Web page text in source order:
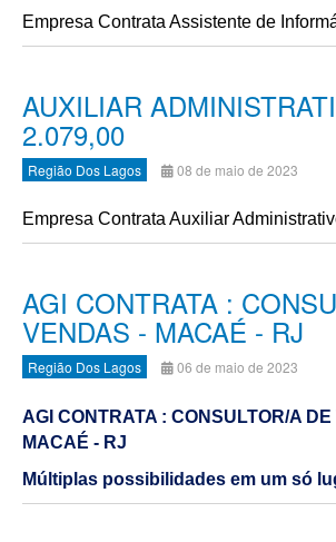
Empresa Contrata Assistente de
AUXILIAR
2.079,00
Região Dos Lagos 08 de maio de 2023
Empresa Contrata Auxiliar
AGI CONTRATA :
VENDAS - MACAÉ - RJ
Região Dos Lagos 06 de maio de 2023
AGI CONTRATA : CONSULTOR/A
MACAÉ - RJ
Múltiplas possibilidades em um só